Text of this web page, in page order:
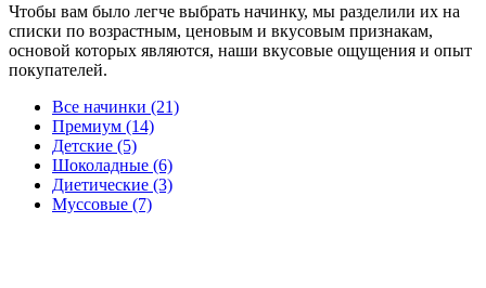
Чтобы вам было легче выбрать начинку, мы разделили их на
списки по возрастным, ценовым и вкусовым признакам,
основой которых являются, наши вкусовые ощущения и опыт
покупателей.
Все начинки (21)
Премиум (14)
Детские (5)
Шоколадные (6)
Диетические (3)
Муссовые (7)